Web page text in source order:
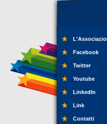
Facebook
Twitter
Youtube
LinkedIn
Link
Contatti